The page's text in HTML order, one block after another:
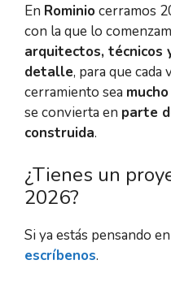
En Rominiocerramos
con la que lo
arquitectos, técnicos
detalle, para que cada
cerramiento sea
se convierta en parte
construida.
¿Tienes un
2026?
Si ya estás pensando
escríbenos.